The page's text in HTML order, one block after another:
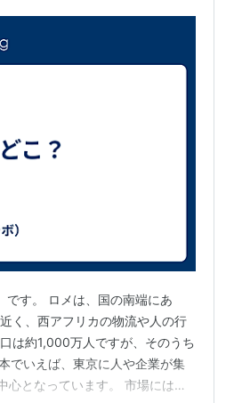
です。 ロメは、国の南端にあ
く、西アフリカの物流や人の行
は約1,000万人ですが、そのうち
でいえば、東京に人や企業が集
心となっています。 市場には色